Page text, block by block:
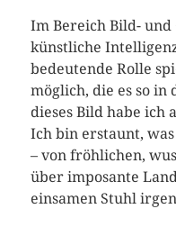
Im Bereich Bild-
künstliche
bedeutende Rolle
möglich, die es so
dieses Bild habe ich
Ich bin erstaunt,
– von fröhlichen,
über imposante
einsamen Stuhl